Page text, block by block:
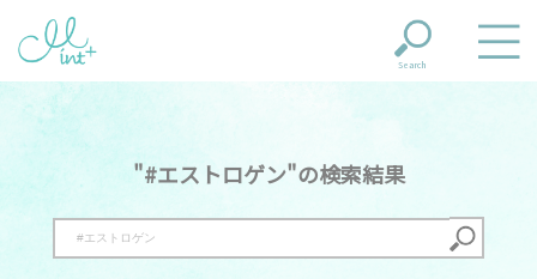
Search
"#エストロゲン"の検索結果